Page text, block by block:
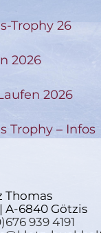
Trophy 26
2026
2026
Trophy – Infos
Thomas
A-6840 Götzis
939 4191